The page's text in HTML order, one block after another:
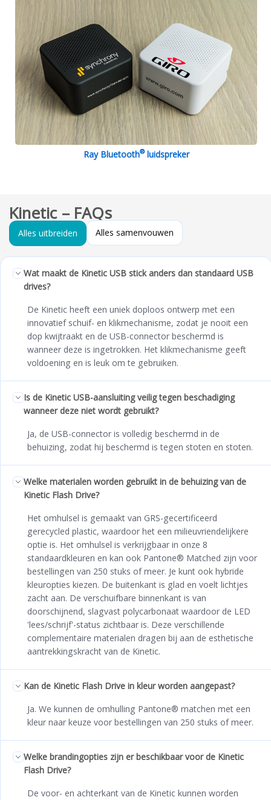
Ray Bluetooth®luidspreker
Kinetic – FAQs
Alles uitbreiden Alles samenvouwen
Wat maakt de Kinetic USB stick anders dan standaard USB
drives?
De Kinetic heeft een uniek doploos ontwerp met een
innovatief schuif- en klikmechanisme, zodat je nooit een
dop kwijtraakt en de USB-connector beschermd is
wanneer deze is ingetrokken. Het klikmechanisme geeft
voldoening en is leuk om te gebruiken.
Is de Kinetic USB-aansluiting veilig tegen beschadiging
wanneer deze niet wordt gebruikt?
Ja, de USB-connector is volledig beschermd in de
behuizing, zodat hij beschermd is tegen stoten en stoten.
Welke materialen worden gebruikt in de behuizing van de
Kinetic Flash Drive?
Het omhulsel is gemaakt van GRS-gecertificeerd
gerecycled plastic, waardoor het een milieuvriendelijkere
optie is. Het omhulsel is verkrijgbaar in onze 8
standaardkleuren en kan ook Pantone® Matched zijn voor
bestellingen van 250 stuks of meer. Je kunt ook hybride
kleuropties kiezen. De buitenkant is glad en voelt lichtjes
zacht aan. De verschuifbare binnenkant is van
doorschijnend, slagvast polycarbonaat waardoor de LED
'lees/schrijf'-status zichtbaar is. Deze verschillende
complementaire materialen dragen bij aan de esthetische
aantrekkingskracht van de Kinetic.
Kan de Kinetic Flash Drive in kleur worden aangepast?
Ja. We kunnen de omhulling Pantone® matchen met een
kleur naar keuze voor bestellingen van 250 stuks of meer.
Welke brandingopties zijn er beschikbaar voor de Kinetic
Flash Drive?
De voor- en achterkant van de Kinetic kunnen worden